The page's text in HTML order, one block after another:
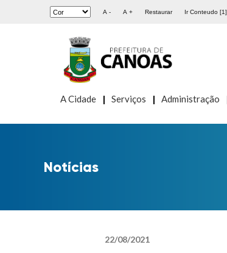
A - A + Restaurar Ir Conteudo [1]
A Cidade Serviços Administração
Notícias
22/08/2021